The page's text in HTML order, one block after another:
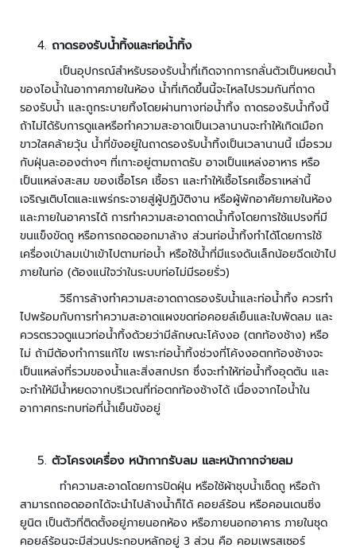
ก
ร
ะ
บ
บ
ที่
จ
อ
ด
ร
ถ
ม้
กั้
น
ที่
จ
อ
ด
ป
ก
ร
ณ์
ถาดรองรับน้ำทิ้งและท่อน้ำทิ้ง
เป็นอุปกรณ์สำหรับรองรับน้ำที่เกิดจากการกลั่นตัวเป็นหยดน้ำ
ของไอน้ำในอากาศภายในห้อง น้ำที่เกิดขึ้นนี้จะไหลไปรวมกันที่ถาด
รองรับน้ำ และถูกระบายทิ้งโดยผ่านทางท่อน้ำทิ้ง ถาดรองรับน้ำทิ้งนี้
ถ้าไม่ได้รับการดูแลหรือทำความสะอาดเป็นเวลานานจะทำให้เกิดเมือก
ขาวใสคล้ายวุ้น น้ำที่ขังอยู่ในถาดรองรับน้ำทิ้งเป็นเวลานานนี้ เมื่อรวม
กับฝุ่นละอองต่างๆ ที่เกาะอยู่ตามถาดรับ อาจเป็นแหล่งอาหาร หรือ
เป็นแหล่งสะสม ของเชื้อโรค เชื้อรา และทำให้เชื้อโรคเชื้อราเหล่านี้
เจริญเติบโตและแพร่กระจายสู่ผู้ปฏิบัติงาน หรือผู้พักอาศัยภายในห้อง
และภายในอาคารได้ การทำความสะอาดถาดน้ำทิ้งโดยการใช้แปรงที่มี
ขนแข็งขัดถู หรือการถอดออกมาล้าง ส่วนท่อน้ำทิ้งทำได้โดยการใช้
เครื่องเป่าลมเป่าเข้าไปตามท่อน้ำ หรือใช้น้ำที่มีแรงดันเล็กน้อยฉีดเข้าไป
ภายในท่อ (ต้องแน่ใจว่าในระบบท่อไม่มีรอยรั่ว)
วิธีการล้างทำความสะอาดถาดรองรับน้ำและท่อน้ำทิ้ง ควรทำ
ไปพร้อมกับการทำความสะอาดแผงขดท่อคอยล์เย็นและใบพัดลม และ
ควรตรวจดูแนวท่อน้ำทิ้งด้วยว่ามีลักษณะโค้งงอ (ตกท้องช้าง) หรือ
ไม่ ถ้ามีต้องทำการแก้ไข เพราะท่อน้ำทิ้งช่วงที่โค้งงอตกท้องช้างจะ
เป็นแหล่งที่รวมของน้ำและสิ่งสกปรก ซึ่งจะทำให้ท่อน้ำทิ้งอุดตัน และ
จะทำให้มีน้ำหยดจากบริเวณที่ท่อตกท้องช้างได้ เนื่องจากไอน้ำใน
อากาศกระทบท่อที่น้ำเย็นขังอยู่
ตัวโครงเครื่อง หน้ากากรับลม และหน้ากากจ่ายลม
ทำความสะอาดโดยการปัดฝุ่น หรือใช้ผ้าชุบน้ำเช็ดถู หรือถ้า
สามารถถอดออกได้จะนำไปล้างน้ำก็ได้ คอยล์ร้อน หรือคอนเดนซิ่ง
ยูนิต เป็นตัวที่ติดตั้งอยู่ภายนอกห้อง หรือภายนอกอาคาร ภายในชุด
คอยล์ร้อนจะมีส่วนประกอบหลักอยู่ 3 ส่วน คือ คอมเพรสเซอร์